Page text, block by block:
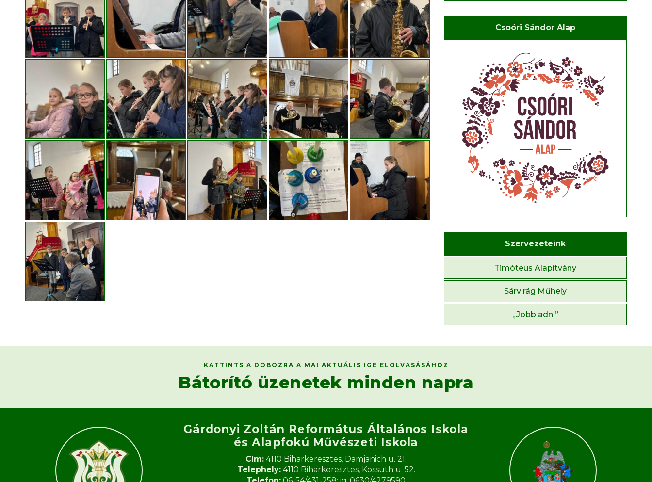
Csoóri Sándor Alap
Szervezeteink
Timóteus Alapítvány
Sárvirág Műhely
„Jobb adni”
KATTINTS A DOBOZRA A MAI AKTUÁLIS IGE ELOLVASÁSÁHOZ
Bátorító üzenetek minden napra
Gárdonyi Zoltán Református Általános Iskola
és Alapfokú Művészeti Iskola​
Cím: 4110 Biharkeresztes, Damjanich u. 21.
Telephely:4110 Biharkeresztes, Kossuth u. 52.
Telefon: 06-54/431-258; ig.:0630/4279590